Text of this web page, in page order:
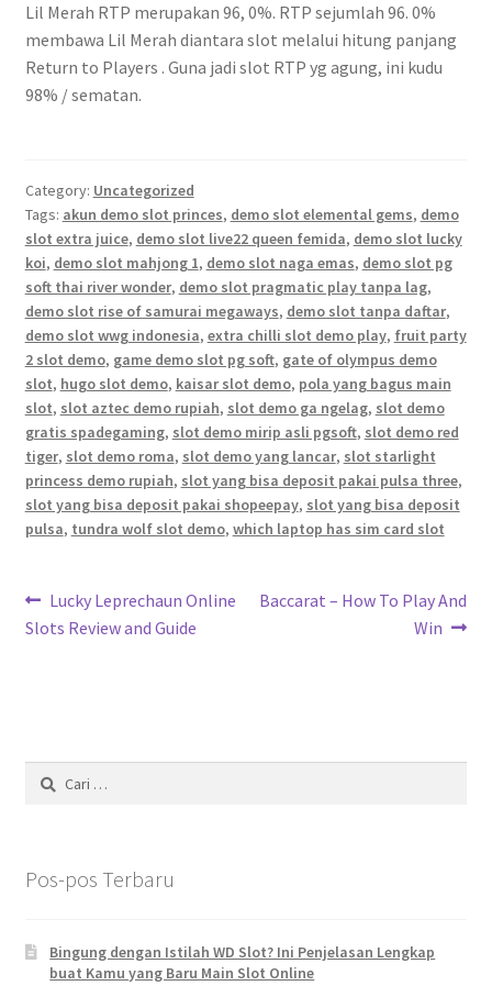
Lil Merah RTP merupakan 96, 0%. RTP sejumlah 96. 0%
membawa Lil Merah diantara slot melalui hitung panjang
Return to Players . Guna jadi slot RTP yg agung, ini kudu
98% / sematan.
Category: Uncategorized
Tags: akun demo slot princes, demo slot elemental gems, demo
slot extra juice, demo slot live22 queen femida, demo slot lucky
koi, demo slot mahjong 1, demo slot naga emas, demo slot pg
soft thai river wonder, demo slot pragmatic play tanpa lag,
demo slot rise of samurai megaways, demo slot tanpa daftar,
demo slot wwg indonesia, extra chilli slot demo play, fruit party
2 slot demo, game demo slot pg soft, gate of olympus demo
slot, hugo slot demo, kaisar slot demo, pola yang bagus main
slot, slot aztec demo rupiah, slot demo ga ngelag, slot demo
gratis spadegaming, slot demo mirip asli pgsoft, slot demo red
tiger, slot demo roma, slot demo yang lancar, slot starlight
princess demo rupiah, slot yang bisa deposit pakai pulsa three,
slot yang bisa deposit pakai shopeepay, slot yang bisa deposit
pulsa, tundra wolf slot demo, which laptop has sim card slot
Navigasi
pos
Previous
post:
Lucky Leprechaun Online
Slots Review and Guide
Next
Baccarat – How To Play And
Win
Cari
untuk:
Pos-pos Terbaru
Bingung dengan Istilah WD Slot? Ini Penjelasan Lengkap
buat Kamu yang Baru Main Slot Online